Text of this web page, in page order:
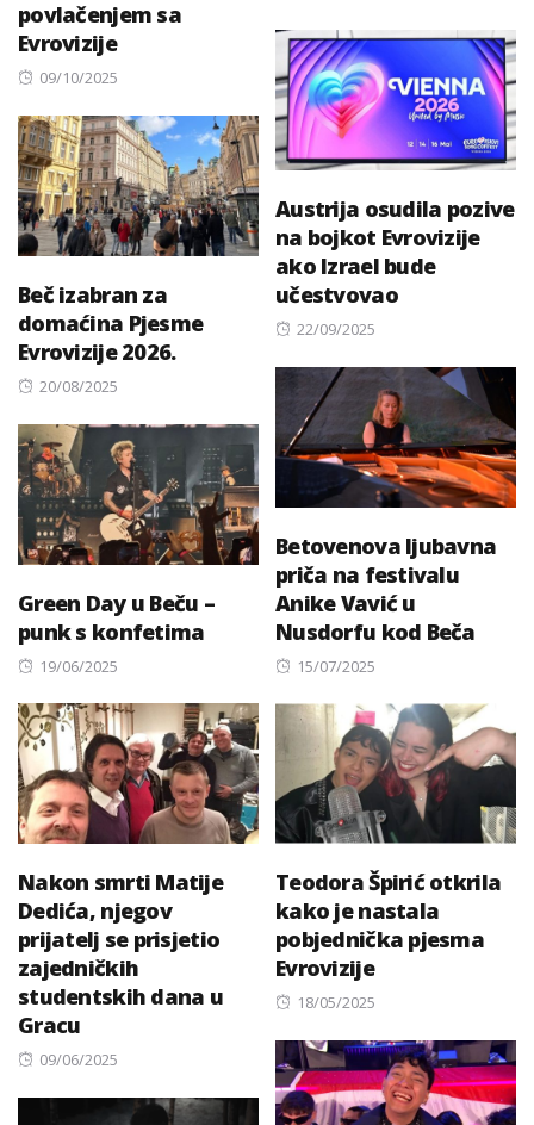
povlačenjem sa
Evrovizije
Posted
09/10/2025
Austrija osudila pozive
na bojkot Evrovizije
ako Izrael bude
učestvovao
Posted
22/09/2025
Beč izabran za
domaćina Pjesme
Evrovizije 2026.
Posted
20/08/2025
Betovenova ljubavna
priča na festivalu
Anike Vavić u
Nusdorfu kod Beča
Posted
15/07/2025
Green Day u Beču –
punk s konfetima
Posted
19/06/2025
Nakon smrti Matije
Dedića, njegov
prijatelj se prisjetio
zajedničkih
studentskih dana u
Gracu
Posted
09/06/2025
Teodora Špirić otkrila
kako je nastala
pobjednička pjesma
Evrovizije
Posted
18/05/2025